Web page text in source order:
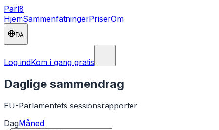
Parl8
HjemSammenfatningerPriserOm
DA
Log indKom i gang gratis
Daglige sammendrag
EU-Parlamentets sessionsrapporter
DagMåned